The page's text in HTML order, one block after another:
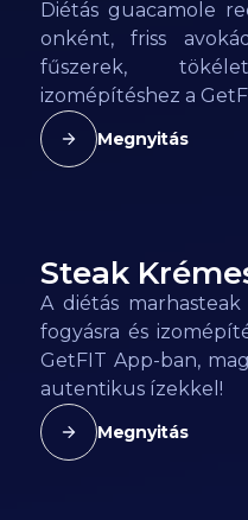
Diétás guacamole
onként, friss
fűszerek,
izomépítéshez a
Megnyitás
180kcal
Steak
A diétás
fogyásra és
GetFIT App-ban,
autentikus ízekkel!
Megnyitás